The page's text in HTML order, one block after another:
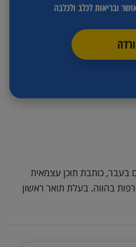
ובריאות לכלב ולכלבה
בעבר, כותבת תוכן עצמאית
בהווה. בעלת תואר ראשון